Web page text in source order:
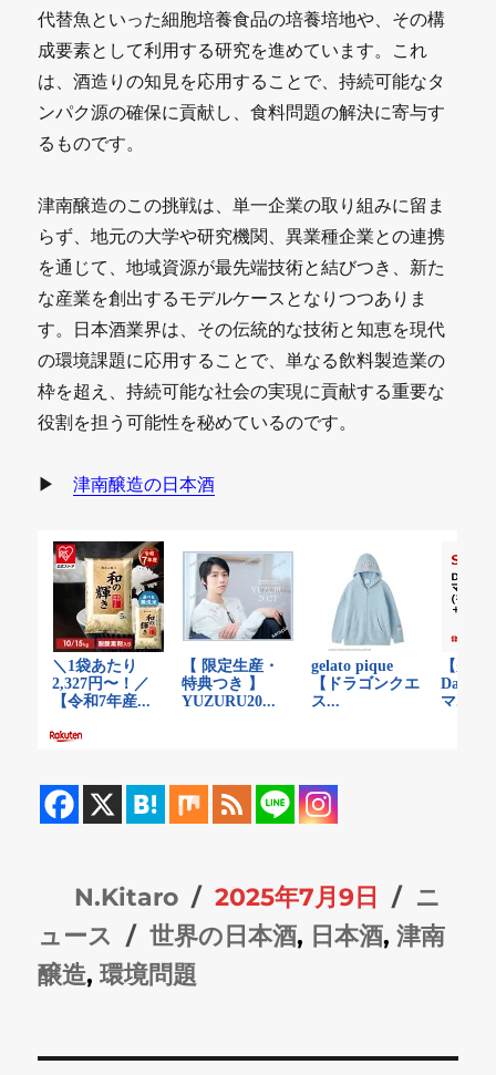
代替魚といった細胞培養食品の培養培地や、その構
成要素として利用する研究を進めています。これ
は、酒造りの知見を応用することで、持続可能なタ
ンパク源の確保に貢献し、食料問題の解決に寄与す
るものです。
津南醸造のこの挑戦は、単一企業の取り組みに留ま
らず、地元の大学や研究機関、異業種企業との連携
を通じて、地域資源が最先端技術と結びつき、新た
な産業を創出するモデルケースとなりつつありま
す。日本酒業界は、その伝統的な技術と知恵を現代
の環境課題に応用することで、単なる飲料製造業の
枠を超え、持続可能な社会の実現に貢献する重要な
役割を担う可能性を秘めているのです。
▶津南醸造の日本酒
投
稿
者
N.Kitaro
投
稿
2025年7月9日
カ
テ
ー
ニ
ュース
タ
グ
世界の日本酒, 日本酒,津南
醸造,環境問題